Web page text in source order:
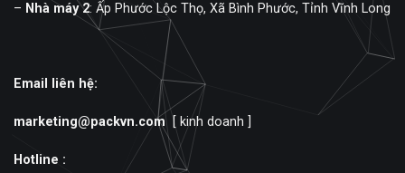
– Nhà máy 2: Ấp Phước Lộc Thọ, Xã Bình Phước, Tỉnh Vĩnh Long
Email liên hệ:
marketing@packvn.com[ kinh doanh ]
Hotline :